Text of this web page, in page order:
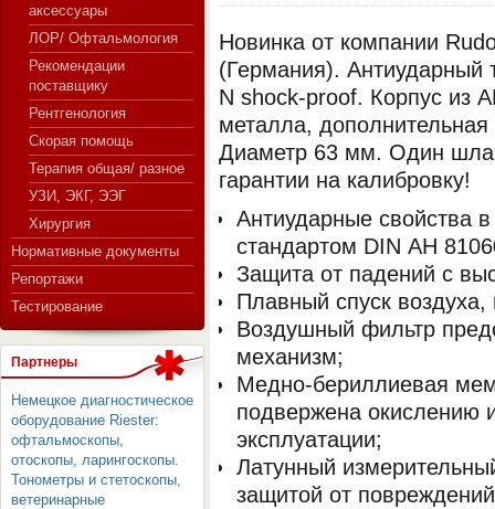
СЕРВЕР МЕДИЦИНСКОГО
аксессуары
ЛОР/ Офтальмология
Рекомендации
поставщику
Рентгенология
Скорая помощь
Терапия общая/ разное
УЗИ, ЭКГ, ЭЭГ
Хирургия
Нормативные документы
Репортажи
Тестирование
Партнеры
Немецкое диагностическое
оборудование Riester:
офтальмоскопы,
отоскопы, ларингоскопы.
Тонометры и стетоскопы,
ветеринарные
Новинка от компании
(Германия). Антиударный
N shock-proof. Корпус из
металла,
Диаметр 63 мм. Один
гарантии на калибровку!
Антиударные свойства в
стандартом DIN АН
Защита от падений с
Плавный спуск
Воздушный фильтр
механизм;
Медно-бериллиевая
подвержена окислению
эксплуатации;
Латунный
защитой от